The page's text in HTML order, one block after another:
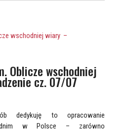
Oblicze wschodniej
cz. 07/07
dedykuję to opracowanie
w Polsce – zarówno